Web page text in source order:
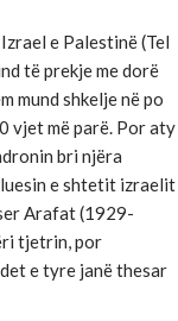
e Palestinë (Tel
të prekje me dorë
mund shkelje në po
vjet më parë. Por aty
bri njëra
e shtetit izraelit
Arafat (1929-
tjetrin, por
e tyre janë thesar